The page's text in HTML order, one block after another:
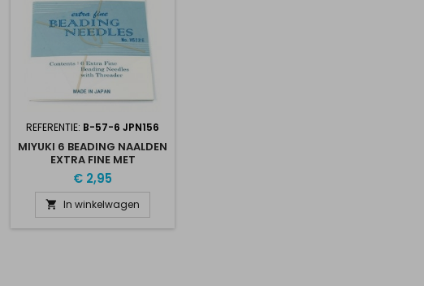
REFERENTIE: B-57-6 JPN156
MIYUKI 6 BEADING NAALDEN
EXTRA FINE MET
DRAADSTEKER
€ 2,95
 In winkelwagen